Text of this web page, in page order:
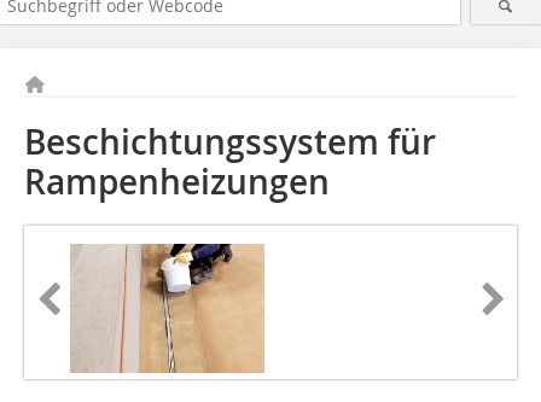
Beschichtungssystem für
Rampenheizungen